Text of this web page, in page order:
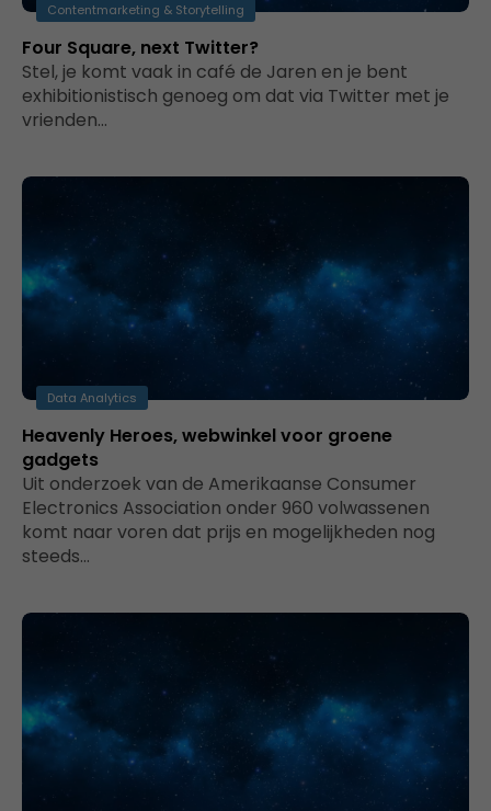
Contentmarketing & Storytelling
Four Square, next Twitter?
Stel, je komt vaak in café de Jaren en je bent
exhibitionistisch genoeg om dat via Twitter met je
vrienden…
Data Analytics
Heavenly Heroes, webwinkel voor groene
gadgets
Uit onderzoek van de Amerikaanse Consumer
Electronics Association onder 960 volwassenen
komt naar voren dat prijs en mogelijkheden nog
steeds…